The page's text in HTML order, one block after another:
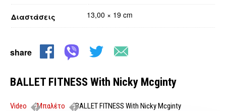
Διαστάσεις 13,00 × 19 cm
share
BALLET FITNESS With Nicky Mcginty
Video Μπαλέτο BALLET FITNESS With Nicky Mcginty